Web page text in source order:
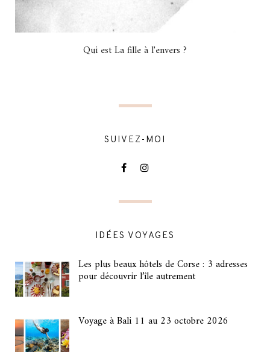
Qui est La fille à l'envers ?
SUIVEZ-MOI
IDÉES VOYAGES
Les plus beaux hôtels de Corse : 3 adresses
pour découvrir l’île autrement
Voyage à Bali 11 au 23 octobre 2026